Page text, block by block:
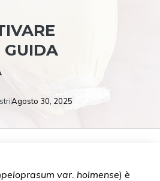
GUIDA
Agosto 30, 2025
var. holmense) è